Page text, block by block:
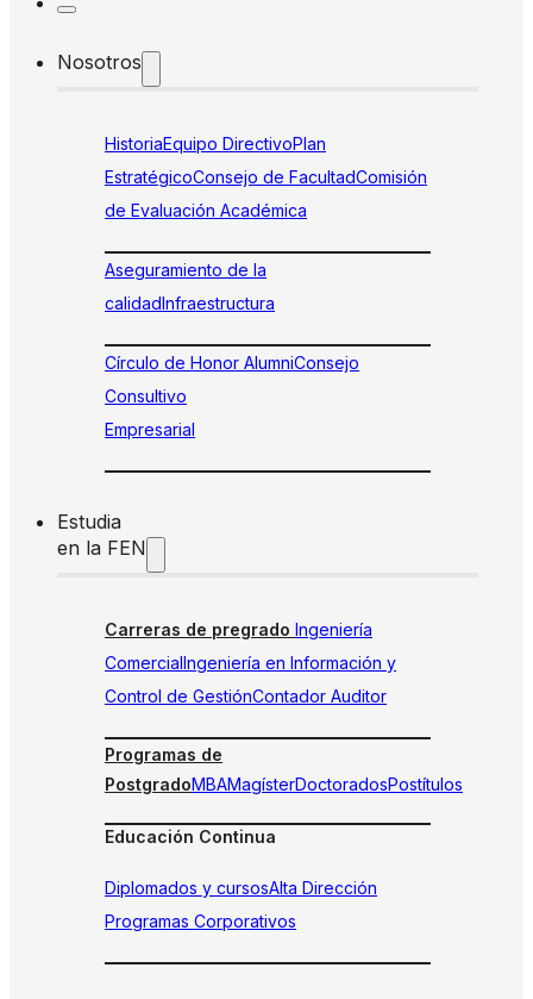
Nosotros
HistoriaEquipo DirectivoPlan
EstratégicoConsejo de FacultadComisión
de Evaluación Académica
Aseguramiento de la
calidadInfraestructura
Círculo de Honor AlumniConsejo
Consultivo
Empresarial
Estudia
en la FEN
Carreras de pregrado Ingeniería
ComercialIngeniería en Información y
Control de GestiónContador Auditor
Programas de
PostgradoMBAMagísterDoctoradosPostítulos
Educación Continua
Diplomados y cursosAlta Dirección
Programas Corporativos